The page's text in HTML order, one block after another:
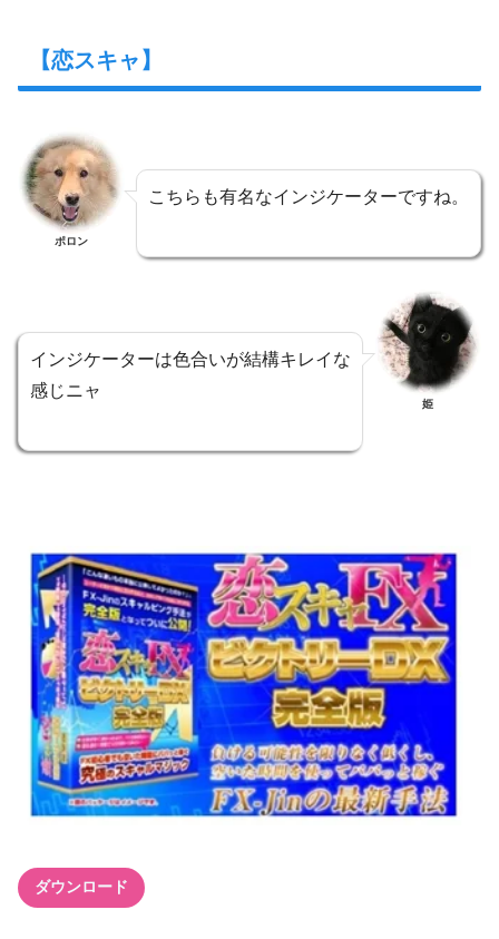
【恋スキャ】
ポロン
こちらも有名なインジケーターですね。
インジケーターは色合いが結構キレイな
感じニャ
姫
ダウンロード